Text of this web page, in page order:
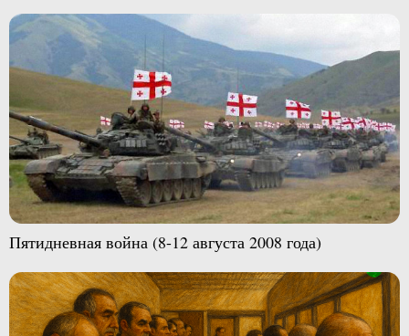
Пятидневная война (8-12 августа 2008 года)